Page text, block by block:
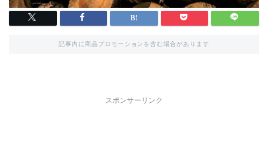
記事内に商品プロモーションを含む場合があります
スポンサーリンク